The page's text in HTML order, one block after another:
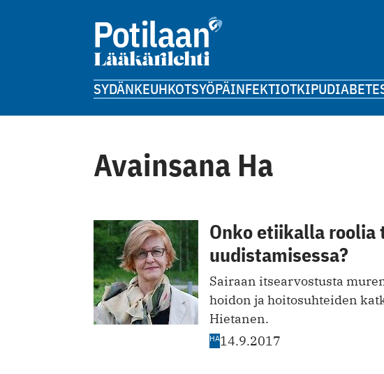
SYDÄNKEUHKOTSYÖPÄINFEKTIOTKIPU
Avainsana Ha
Onko etiikalla roolia
uudistamisessa?
Sairaan itsearvostusta
hoidon ja hoitosuhteiden
Hietanen.
HA14.9.2017